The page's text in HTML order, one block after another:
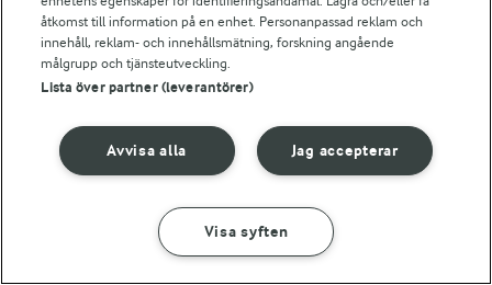
© 2026 Arla Foods
Integritetspolicy
åtkomst till information på en enhet. Personanpassad reklam och
innehåll, reklam- och innehållsmätning, forskning angående
målgrupp och tjänsteutveckling.
Lista över partner (leverantörer)
Jag accepterar
Avvisa alla
Visa syften